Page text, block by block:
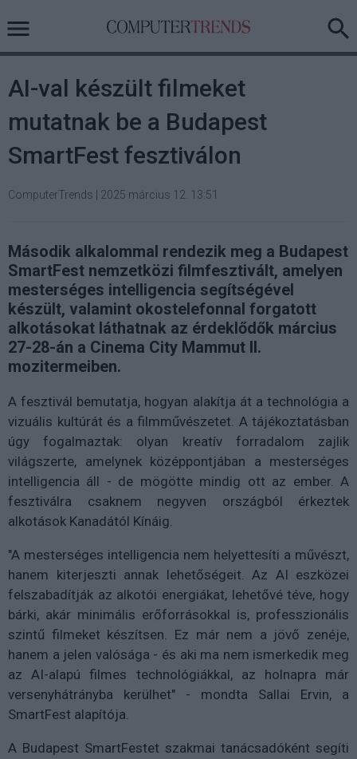
AI-val készült filmeket
mutatnak be a Budapest
SmartFest fesztiválon
ComputerTrends 2025 március 12. 13:51
Második alkalommal rendezik meg a Budapest
SmartFest nemzetközi filmfesztivált, amelyen
mesterséges intelligencia segítségével
készült, valamint okostelefonnal forgatott
alkotásokat láthatnak az érdeklődők március
27-28-án a Cinema City Mammut II.
mozitermeiben.
A fesztivál bemutatja, hogyan alakítja át a technológia a
vizuális kultúrát és a filmművészetet. A tájékoztatásban
úgy fogalmaztak: olyan kreatív forradalom zajlik
világszerte, amelynek középpontjában a mesterséges
intelligencia áll - de mögötte mindig ott az ember. A
fesztiválra csaknem negyven országból érkeztek
alkotások Kanadától Kínáig.
"A mesterséges intelligencia nem helyettesíti a művészt,
hanem kiterjeszti annak lehetőségeit. Az AI eszközei
felszabadítják az alkotói energiákat, lehetővé téve, hogy
bárki, akár minimális erőforrásokkal is, professzionális
szintű filmeket készítsen. Ez már nem a jövő zenéje,
hanem a jelen valósága - és aki ma nem ismerkedik meg
az AI-alapú filmes technológiákkal, az holnapra már
versenyhátrányba kerülhet" - mondta Sallai Ervin, a
SmartFest alapítója.
A Budapest SmartFestet szakmai tanácsadóként segíti